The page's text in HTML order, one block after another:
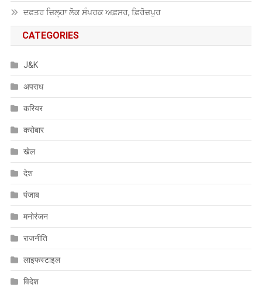
ਦਫ਼ਤਰ ਜ਼ਿਲ੍ਹਾ ਲੋਕ ਸੰਪਰਕ ਅਫ਼ਸਰ, ਫ਼ਿਰੋਜ਼ਪੁਰ
CATEGORIES
J&K
अपराध
करियर
करोबार
खेल
देश
पंजाब
मनोरंजन
राजनीति
लाइफस्टाइल
विदेश